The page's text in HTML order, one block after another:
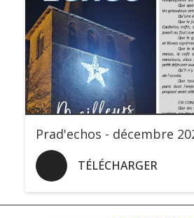
Prad'echos - décembre
TÉLÉCHARGER